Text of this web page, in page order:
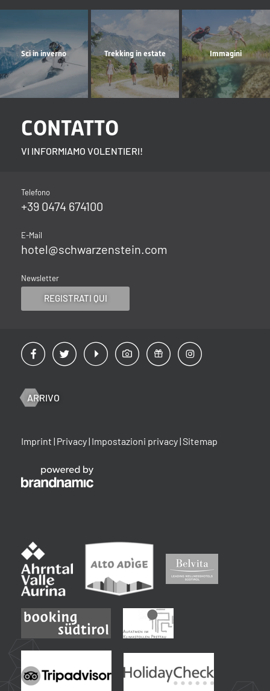
Sci in inverno Trekking in estate Immagini
ARRIVO
Imprint | Privacy| Impostazioni privacy|Sitemap
CONTATTO
VI INFORMIAMO VOLENTIERI!
Telefono
+39 0474 674100
E-Mail
hotel@schwarzenstein.com
Newsletter
REGISTRATI QUI